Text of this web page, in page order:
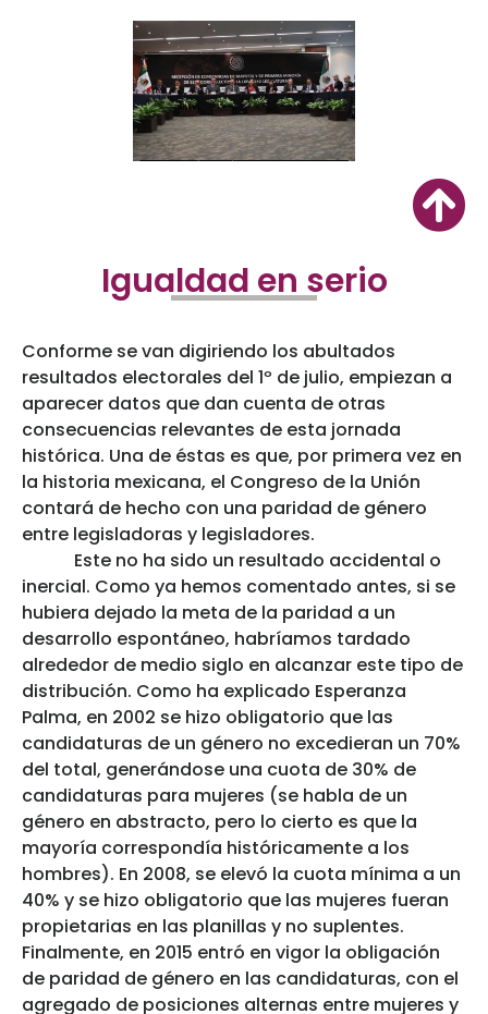
Igualdad en serio
Conforme se van digiriendo los abultados
resultados electorales del 1º de julio, empiezan a
aparecer datos que dan cuenta de otras
consecuencias relevantes de esta jornada
histórica. Una de éstas es que, por primera vez en
la historia mexicana, el Congreso de la Unión
contará de hecho con una paridad de género
entre legisladoras y legisladores.
Este no ha sido un resultado accidental o
inercial. Como ya hemos comentado antes, si se
hubiera dejado la meta de la paridad a un
desarrollo espontáneo, habríamos tardado
alrededor de medio siglo en alcanzar este tipo de
distribución. Como ha explicado Esperanza
Palma, en 2002 se hizo obligatorio que las
candidaturas de un género no excedieran un 70%
del total, generándose una cuota de 30% de
candidaturas para mujeres (se habla de un
género en abstracto, pero lo cierto es que la
mayoría correspondía históricamente a los
hombres). En 2008, se elevó la cuota mínima a un
40% y se hizo obligatorio que las mujeres fueran
propietarias en las planillas y no suplentes.
Finalmente, en 2015 entró en vigor la obligación
de paridad de género en las candidaturas, con el
agregado de posiciones alternas entre mujeres y